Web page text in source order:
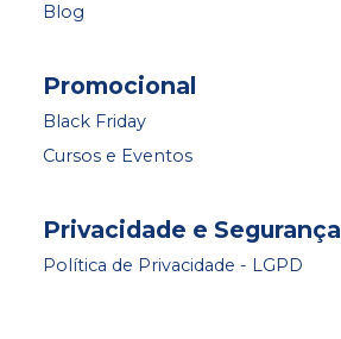
Blog
Promocional
Black Friday
Cursos e Eventos
Privacidade e Segurança
Política de Privacidade - LGPD